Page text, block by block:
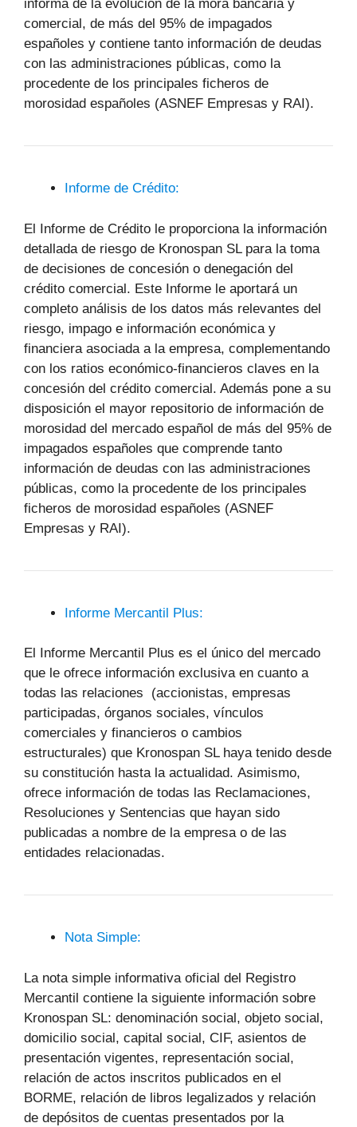
informa de la evolución de la mora bancaria y
comercial, de más del 95% de impagados
españoles y contiene tanto información de deudas
con las administraciones públicas, como la
procedente de los principales ficheros de
morosidad españoles (ASNEF Empresas y RAI).
Informe de Crédito:
El Informe de Crédito le proporciona la información
detallada de riesgo de Kronospan SL para la toma
de decisiones de concesión o denegación del
crédito comercial. Este Informe le aportará un
completo análisis de los datos más relevantes del
riesgo, impago e información económica y
financiera asociada a la empresa, complementando
con los ratios económico-financieros claves en la
concesión del crédito comercial. Además pone a su
disposición el mayor repositorio de información de
morosidad del mercado español de más del 95% de
impagados españoles que comprende tanto
información de deudas con las administraciones
públicas, como la procedente de los principales
ficheros de morosidad españoles (ASNEF
Empresas y RAI).
Informe Mercantil Plus:
El Informe Mercantil Plus es el único del mercado
que le ofrece información exclusiva en cuanto a
todas las relaciones (accionistas, empresas
participadas, órganos sociales, vínculos
comerciales y financieros o cambios
estructurales) que Kronospan SL haya tenido desde
su constitución hasta la actualidad. Asimismo,
ofrece información de todas las Reclamaciones,
Resoluciones y Sentencias que hayan sido
publicadas a nombre de la empresa o de las
entidades relacionadas.
Nota Simple:
La nota simple informativa oficial del Registro
Mercantil contiene la siguiente información sobre
Kronospan SL: denominación social, objeto social,
domicilio social, capital social, CIF, asientos de
presentación vigentes, representación social,
relación de actos inscritos publicados en el
BORME, relación de libros legalizados y relación
de depósitos de cuentas presentados por la